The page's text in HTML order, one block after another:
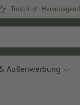
Trustpilot - Hervorragend
Außenwerbung